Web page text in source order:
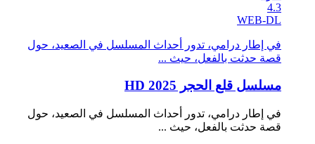
4.3
WEB-DL
في إطار درامي، تدور أحداث المسلسل في الصعيد، حول
قصة حدثت بالفعل، حيث ...
مسلسل قلع الحجر 2025 HD
في إطار درامي، تدور أحداث المسلسل في الصعيد، حول
قصة حدثت بالفعل، حيث ...